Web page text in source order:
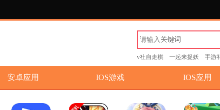
v社自走棋 一起来捉妖 手游
安卓应用 IOS游戏 IOS应用